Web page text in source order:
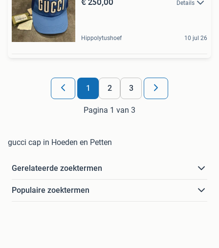
Details
Hippolytushoef 10 jul 26
1 2 3
Pagina 1 van 3
gucci cap in Hoeden en Petten
Gerelateerde zoektermen
Populaire zoektermen